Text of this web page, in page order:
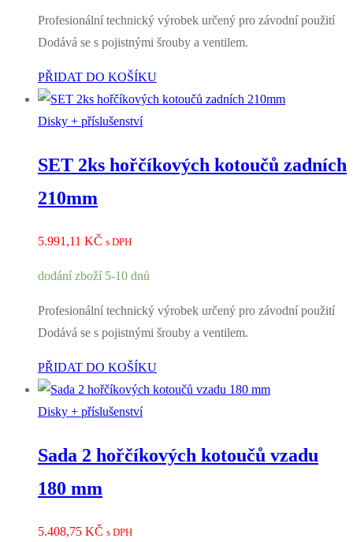
Profesionální technický výrobek určený pro závodní použití
Dodává se s pojistnými šrouby a ventilem.
PŘIDAT DO KOŠÍKU
Disky + příslušenství
SET 2ks hořčíkových kotoučů zadních
210mm
5.991,11 KČ s DPH
dodání zboží 5-10 dnů
Profesionální technický výrobek určený pro závodní použití
Dodává se s pojistnými šrouby a ventilem.
PŘIDAT DO KOŠÍKU
Disky + příslušenství
Sada 2 hořčíkových kotoučů vzadu
180 mm
5.408,75 KČ s DPH